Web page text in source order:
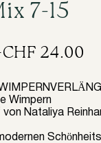
7-15
CHF 24.00
Wimpern
von Nataliya